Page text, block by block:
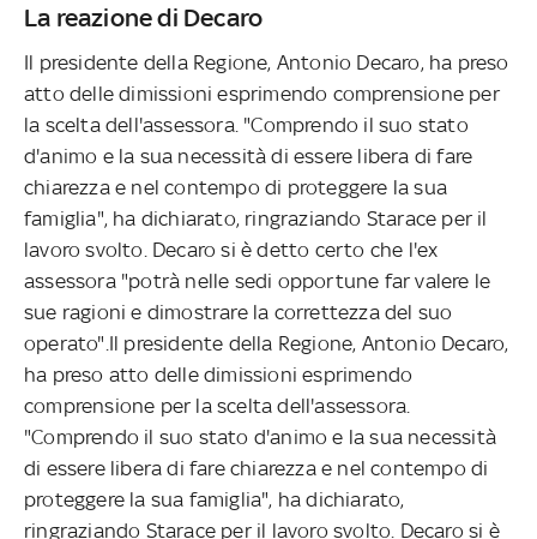
La reazione di Decaro
Il presidente della Regione, Antonio Decaro, ha preso
atto delle dimissioni esprimendo comprensione per
la scelta dell'assessora. "Comprendo il suo stato
d'animo e la sua necessità di essere libera di fare
chiarezza e nel contempo di proteggere la sua
famiglia", ha dichiarato, ringraziando Starace per il
lavoro svolto. Decaro si è detto certo che l'ex
assessora "potrà nelle sedi opportune far valere le
sue ragioni e dimostrare la correttezza del suo
operato".Il presidente della Regione, Antonio Decaro,
ha preso atto delle dimissioni esprimendo
comprensione per la scelta dell'assessora.
"Comprendo il suo stato d'animo e la sua necessità
di essere libera di fare chiarezza e nel contempo di
proteggere la sua famiglia", ha dichiarato,
ringraziando Starace per il lavoro svolto. Decaro si è